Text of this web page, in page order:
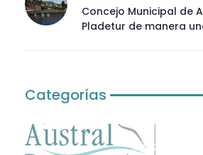
Concejo Municipal de
Pladetur de manera
Categorías
Academia